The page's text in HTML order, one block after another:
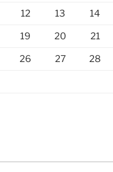
12 13 14
19 20 21
26 27 28